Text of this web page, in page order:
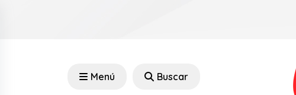
Menú Buscar